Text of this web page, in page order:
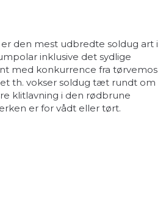
den mest udbredte soldug art i
inklusive det sydlige
med konkurrence fra tørvemos
th. vokser soldug tæt rundt om
klitlavning i den rødbrune
er for vådt eller tørt.